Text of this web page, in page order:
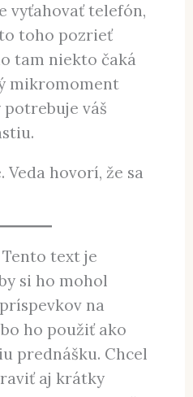
vyťahovať telefón,
toho pozrieť
tam niekto čaká
mikromoment
váš
Veda hovorí, že sa
Tento text je
si ho mohol
na
ho použiť ako
prednášku. Chcel
aj krátky